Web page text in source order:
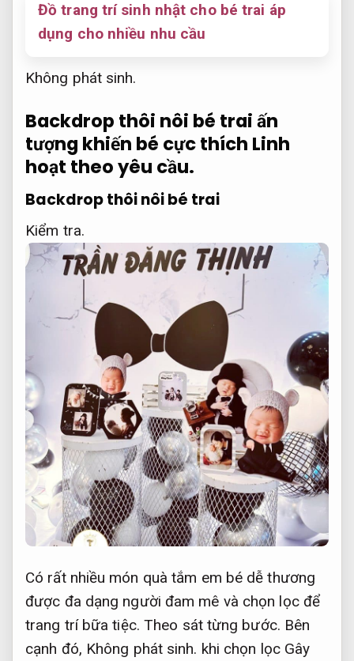
Đồ trang trí sinh nhật cho bé trai áp
dụng cho nhiều nhu cầu
Không phát sinh.
Backdrop thôi nôi bé trai ấn
tượng khiến bé cực thích Linh
hoạt theo yêu cầu.
Backdrop thôi nôi bé trai
Kiểm tra.
Có rất nhiều món quà tắm em bé dễ thương
được đa dạng người đam mê và chọn lọc để
trang trí bữa tiệc. Theo sát từng bước. Bên
cạnh đó, Không phát sinh. khi chọn lọc Gây